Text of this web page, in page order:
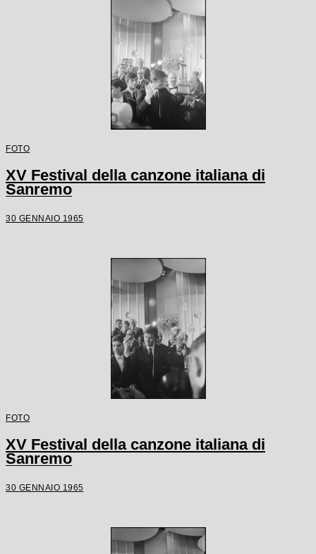
FOTO
XV Festival della canzone italiana di
Sanremo
30 GENNAIO 1965
FOTO
XV Festival della canzone italiana di
Sanremo
30 GENNAIO 1965